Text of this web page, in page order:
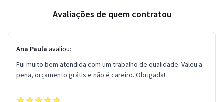
Avaliações de quem contratou
Ana Paula avaliou:
Fui muito bem atendida com um trabalho de qualidade. Valeu a
pena, orçamento grátis e não é careiro. Obrigada!